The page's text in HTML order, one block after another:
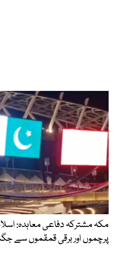
مکہ مشترکہ دفاعی معاہدہ:
پرچموں اور برقی قمقموں سے